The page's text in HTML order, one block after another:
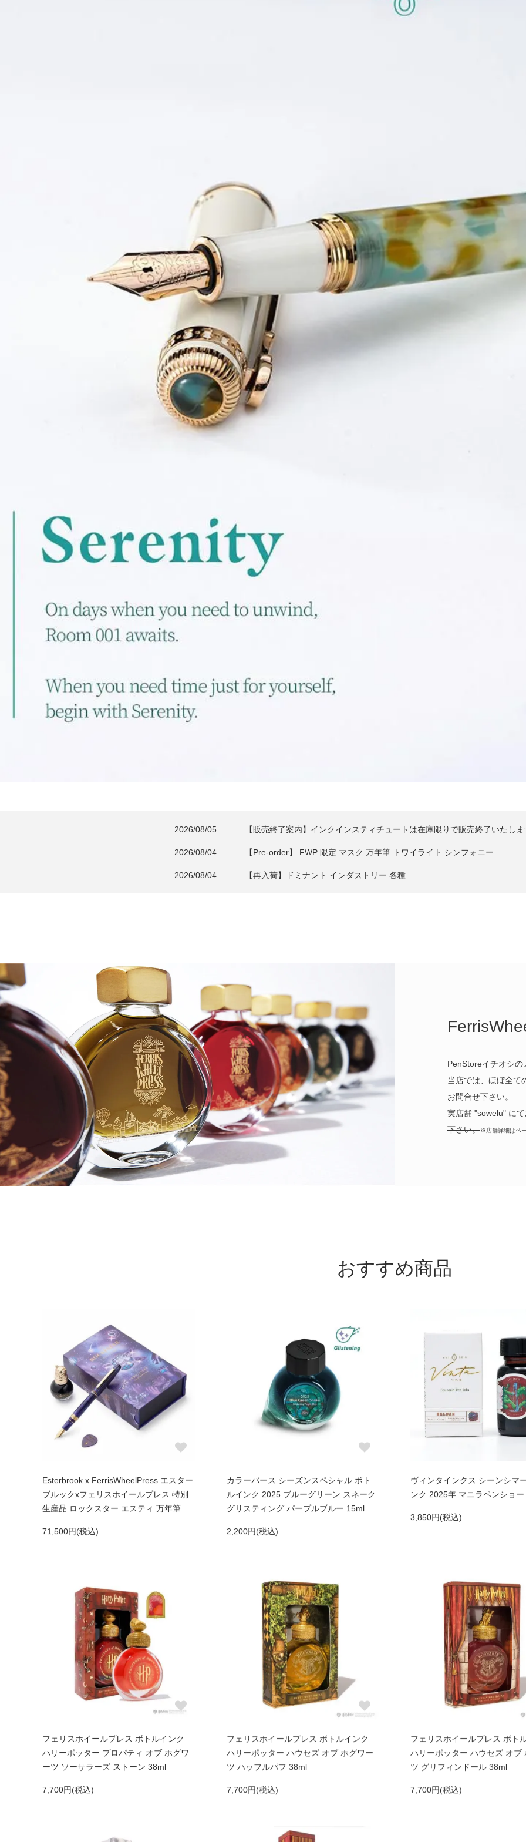
NEWS
2026/08/05 【販売終了案内】インクインスティチュートは在庫限りで販売終了いたしま
2026/08/04 【Pre-order】 FWP 限定 マスク 万年筆 トワイライト シンフォニー
2026/08/04 【再入荷】ドミナント インダストリー 各種
2026/07/24 【NEW】FWP ヴェール オブ シャンティリー ご予約受付開始
2026/07/24 【NEW】 FWP ヴィンテージ フォトグラファー ご予約受付開始
2026/07/16
【重要】送料無料となる金額を税込8500円に変更いたしました。ご迷惑をお
補、宜しくお願いいたします。
2026/07/14 【再入荷】FWP リビッティング ポンド・ブルーベリル トニック・ブラッシ
2026/07/13 【再入荷】FWP フェリテール コレクション サイレント スティルウォーター
2026/07/13 【再入荷】FWP フェリテール コレクション ウィスターライト 85ml
2026/07/03 【NEW】フェリスホイールプレス 2026年7月コレクション
2026/06/29 【NEW】ヴィンタインクス ホームルーム コレクション
PenStoreイチオシの
当店では、ほぼ全て
お問合せ下さい。
実店舗 "sowelu" に
下さい。※店舗詳細はペ
おすすめ商品
Esterbrook x FerrisWheelPress エスター
ブルックxフェリスホイールプレス 特別
生産品 ロックスター エスティ 万年筆
71,500円(税込)
カラーバース シーズンスペシャル ボト
ルインク 2025 ブルーグリーン スネーク
グリスティング パープルブルー 15ml
2,200円(税込)
ヴィンタインクス シーンシマ
ンク 2025年 マニラペンショ
3,850円(税込)
フェリスホイールプレス ボトルインク
ハリーポッター プロパティ オブ ホグワ
ーツ ソーサラーズ ストーン 38ml
7,700円(税込)
フェリスホイールプレス ボトルインク
ハリーポッター ハウセズ オブ ホグワー
ツ ハッフルパフ 38ml
7,700円(税込)
フェリスホイールプレス ボト
ハリーポッター ハウセズ オブ
ツ グリフィンドール 38ml
7,700円(税込)